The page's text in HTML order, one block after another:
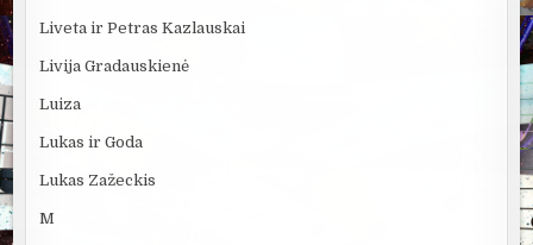
Liveta ir Petras Kazlauskai
Livija Gradauskienė
Luiza
Lukas ir Goda
Lukas Zažeckis
M